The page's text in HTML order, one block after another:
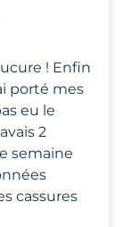
! Enfin
porté mes
eu le
2
semaine
cassures